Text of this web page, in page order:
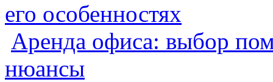
его особенностях
Аренда офиса: выбор
нюансы